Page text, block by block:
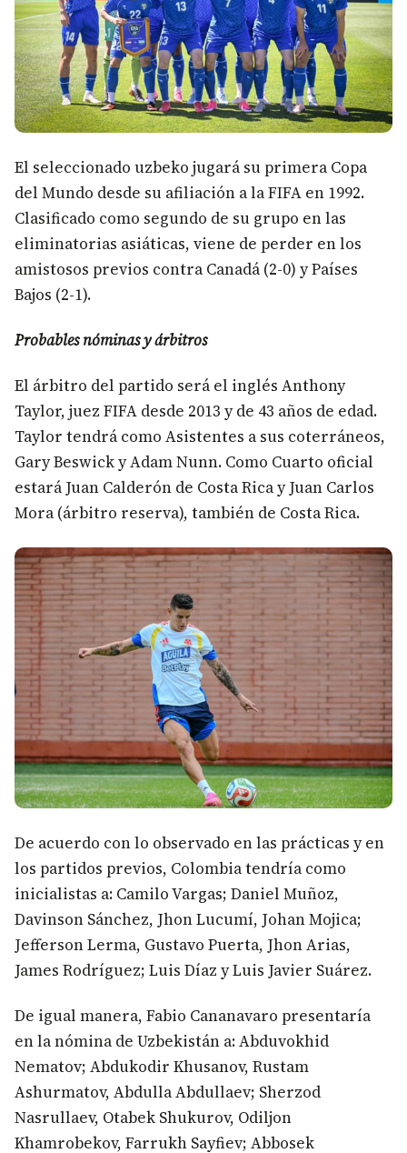
El seleccionado uzbeko jugará su primera Copa
del Mundo desde su afiliación a la FIFA en 1992.
Clasificado como segundo de su grupo en las
eliminatorias asiáticas, viene de perder en los
amistosos previos contra Canadá (2-0) y Países
Bajos (2-1).
Probables nóminas y árbitros
El árbitro del partido será el inglés Anthony
Taylor, juez FIFA desde 2013 y de 43 años de edad.
Taylor tendrá como Asistentes a sus coterráneos,
Gary Beswick y Adam Nunn. Como Cuarto oficial
estará Juan Calderón de Costa Rica y Juan Carlos
Mora (árbitro reserva), también de Costa Rica.
De acuerdo con lo observado en las prácticas y en
los partidos previos, Colombia tendría como
inicialistas a: Camilo Vargas; Daniel Muñoz,
Davinson Sánchez, Jhon Lucumí, Johan Mojica;
Jefferson Lerma, Gustavo Puerta, Jhon Arias,
James Rodríguez; Luis Díaz y Luis Javier Suárez.
De igual manera, Fabio Cananavaro presentaría
en la nómina de Uzbekistán a: Abduvokhid
Nematov; Abdukodir Khusanov, Rustam
Ashurmatov, Abdulla Abdullaev; Sherzod
Nasrullaev, Otabek Shukurov, Odiljon
Khamrobekov, Farrukh Sayfiev; Abbosek